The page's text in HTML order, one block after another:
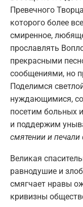
Превечного
которого более
смиренное,
прославлять
прекрасными
сообщениями, но
Поделимся
нуждающимися,
посетим больных
и поддержим
смятении и печали
Великая
равнодушие и
смягчает нравы
кривизны